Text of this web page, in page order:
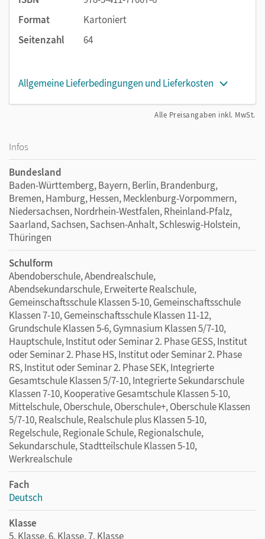
Format
Kartoniert
Seitenzahl
64
Allgemeine Lieferbedingungen und Lieferkosten
Alle Preisangaben inkl. MwSt.
Infos
Bundesland
Baden-Württemberg, Bayern, Berlin, Brandenburg,
Bremen, Hamburg, Hessen, Mecklenburg-Vorpommern,
Niedersachsen, Nordrhein-Westfalen, Rheinland-Pfalz,
Saarland, Sachsen, Sachsen-Anhalt, Schleswig-Holstein,
Thüringen
Schulform
Abendoberschule, Abendrealschule,
Abendsekundarschule, Erweiterte Realschule,
Gemeinschaftsschule Klassen 5-10, Gemeinschaftsschule
Klassen 7-10, Gemeinschaftsschule Klassen 11-12,
Grundschule Klassen 5-6, Gymnasium Klassen 5/7-10,
Hauptschule, Institut oder Seminar 2. Phase GESS, Institut
oder Seminar 2. Phase HS, Institut oder Seminar 2. Phase
RS, Institut oder Seminar 2. Phase SEK, Integrierte
Gesamtschule Klassen 5/7-10, Integrierte Sekundarschule
Klassen 7-10, Kooperative Gesamtschule Klassen 5-10,
Mittelschule, Oberschule, Oberschule+, Oberschule Klassen
5/7-10, Realschule, Realschule plus Klassen 5-10,
Regelschule, Regionale Schule, Regionalschule,
Sekundarschule, Stadtteilschule Klassen 5-10,
Werkrealschule
Fach
Deutsch
Klasse
5. Klasse, 6. Klasse, 7. Klasse